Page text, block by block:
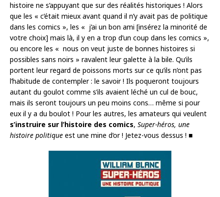
histoire ne s’appuyant que sur des réalités historiques ! Alors
que les « c’était mieux avant quand il n’y avait pas de politique
dans les comics », les « j’ai un bon ami [insérez la minorité de
votre choix] mais là, il y en a trop d’un coup dans les comics »,
ou encore les « nous on veut juste de bonnes histoires si
possibles sans noirs » ravalent leur galette à la bile. Qu’ils
portent leur regard de poissons morts sur ce qu’ils n’ont pas
l’habitude de contempler : le savoir ! Ils poqueront toujours
autant du goulot comme s’ils avaient léché un cul de bouc,
mais ils seront toujours un peu moins cons… même si pour
eux il y a du boulot ! Pour les autres, les amateurs qui veulent
s’instruire sur l’histoire des comics, Super-héros, une
histoire politique est une mine d’or ! Jetez-vous dessus ! ■